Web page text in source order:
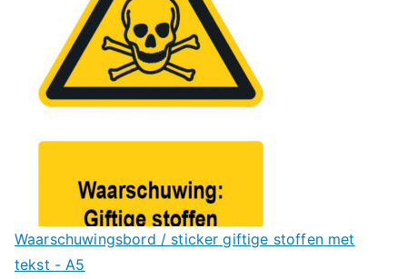
Waarschuwingsbord / sticker giftige stoffen met
tekst - A5